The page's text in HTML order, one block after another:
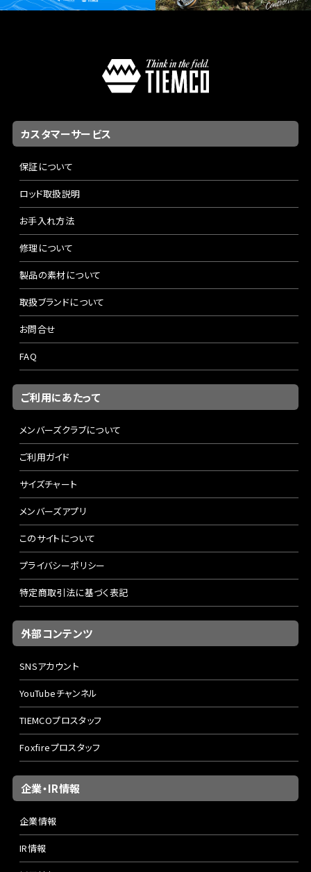
カスタマーサービス
保証について
ロッド取扱説明
お手入れ方法
修理について
製品の素材について
取扱ブランドについて
お問合せ
FAQ
ご利用にあたって
メンバーズクラブについて
ご利用ガイド
サイズチャート
メンバーズアプリ
このサイトについて
プライバシーポリシー
特定商取引法に基づく表記
外部コンテンツ
SNSアカウント
YouTubeチャンネル
TIEMCOプロスタッフ
Foxfireプロスタッフ
企業・IR情報
企業情報
IR情報